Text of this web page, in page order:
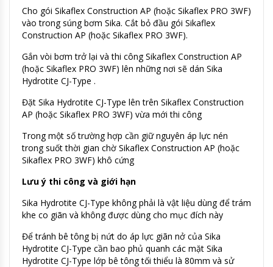
Cho gói Sikaflex Construction AP (hoặc Sikaflex PRO 3WF)
vào trong súng bơm Sika. Cắt bỏ đầu gói Sikaflex
Construction AP (hoặc Sikaflex PRO 3WF).
Gắn vòi bơm trở lại và thi công Sikaflex Construction AP
(hoặc Sikaflex PRO 3WF) lên những nơi sẽ dán Sika
Hydrotite CJ-Type .
Đặt Sika Hydrotite CJ-Type lên trên Sikaflex Construction
AP (hoặc Sikaflex PRO 3WF) vừa mới thi công
Trong một số trường hợp cần giữ nguyên áp lực nén
trong suốt thời gian chờ Sikaflex Construction AP (hoặc
Sikaflex PRO 3WF) khô cứng
Lưu ý thi công và giới hạn
Sika Hydrotite CJ-Type không phải là vật liệu dùng để trám
khe co giãn và không được dùng cho mục đích này
Để tránh bê tông bị nứt do áp lực giãn nở của Sika
Hydrotite CJ-Type cần bao phủ quanh các mặt Sika
Hydrotite CJ-Type lớp bê tông tối thiểu là 80mm và sử